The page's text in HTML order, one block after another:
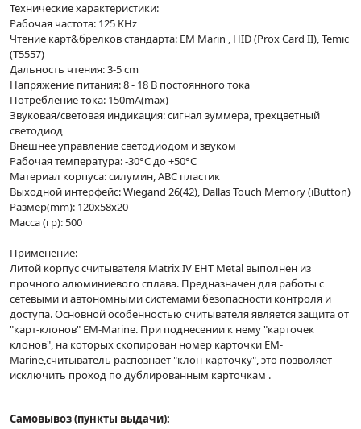
Технические характеристики:
Рабочая частота: 125 KHz
Чтение карт&брелков стандарта: EM Marin , HID (Prox Card II), Temic
(T5557)
Дальность чтения: 3-5 cm
Напряжение питания: 8 - 18 В постоянного тока
Потребление тока: 150mA(max)
Звуковая/световая индикация: сигнал зуммера, трехцветный
светодиод
Внешнее управление светодиодом и звуком
Рабочая температура: -30°С до +50°С
Материал корпуса: силумин, АВС пластик
Выходной интерфейс: Wiegand 26(42), Dallas Touch Memory (iButton)
Размер(mm): 120х58х20
Масса (гр): 500
Применение:
Литой корпус считывателя Matrix IV EHT Metal выполнен из
прочного алюминиевого сплава. Предназначен для работы с
сетевыми и автономными системами безопасности контроля и
доступа. Основной особенностью считывателя является защита от
"карт-клонов" EM-Marine. При поднесении к нему "карточек
клонов", на которых скопирован номер карточки EM-
Marine,считыватель распознает "клон-карточку", это позволяет
исключить проход по дублированным карточкам .
Самовывоз (пункты выдачи):